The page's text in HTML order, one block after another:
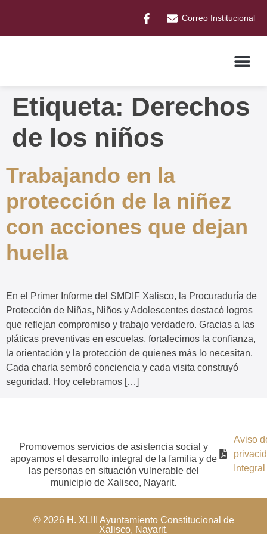
Correo Institucional
Etiqueta: Derechos
de los niños
Trabajando en la
protección de la niñez
con acciones que dejan
huella
En el Primer Informe del SMDIF Xalisco, la Procuraduría de
Protección de Niñas, Niños y Adolescentes destacó logros
que reflejan compromiso y trabajo verdadero. Gracias a las
pláticas preventivas en escuelas, fortalecimos la confianza,
la orientación y la protección de quienes más lo necesitan.
Cada charla sembró conciencia y cada visita construyó
seguridad. Hoy celebramos […]
Promovemos servicios de asistencia social y
apoyamos el desarrollo integral de la familia y de
las personas en situación vulnerable del
municipio de Xalisco, Nayarit.
Aviso
Integral
© 2026 H. XLIII Ayuntamiento Constitucional de
Xalisco, Nayarit.